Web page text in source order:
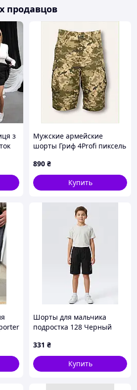
продавцов
з
Мужские армейские
шорты Гриф 4Profi пиксель
890 ₴
Купить
Шорты для мальчика
подростка 128 Черный
331 ₴
Купить